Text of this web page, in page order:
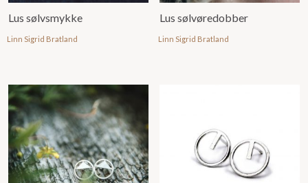
Lus sølvsmykke
Linn Sigrid Bratland
Lus sølvøredobber
Linn Sigrid Bratland